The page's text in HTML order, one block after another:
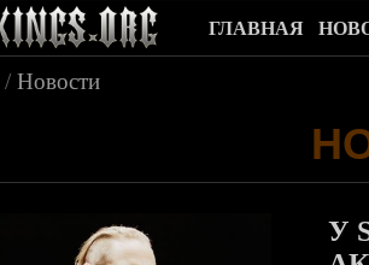
ГЛАВНАЯ
/Новости
У